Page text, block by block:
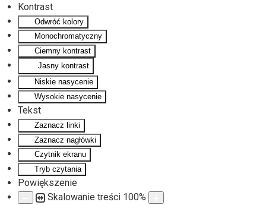
Kontrast
Odwróć kolory
Monochromatyczny
Ciemny kontrast
Jasny kontrast
Niskie nasycenie
Wysokie nasycenie
Tekst
Zaznacz linki
Zaznacz nagłówki
Czytnik ekranu
Tryb czytania
Powiększenie
Skalowanie treści 100%